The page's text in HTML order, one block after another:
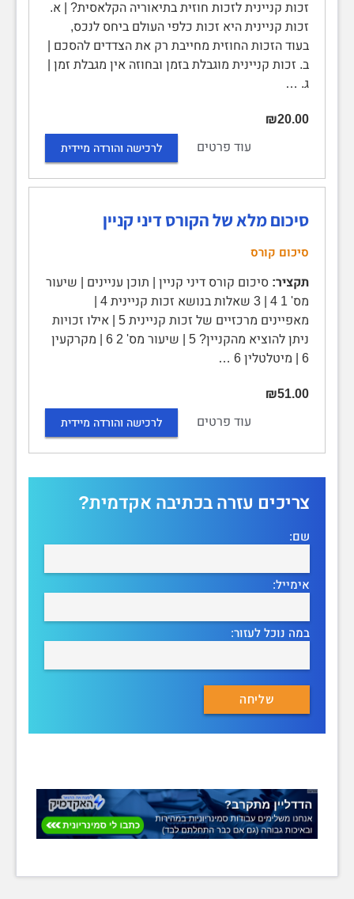
זכות קניינית לזכות חוזית בתיאוריה הקלאסית? | א.
זכות קניינית היא זכות כלפי העולם ביחס לנכס,
בעוד הזכות החוזית מחייבת רק את הצדדים להסכם |
ב. זכות קניינית מוגבלת בזמן ובחוזה אין מגבלת זמן |
ג. …
₪20.00
עוד פרטים לרכישה והורדה מיידית
סיכום מלא של הקורס דיני קניין
סיכום קורס
תקציר: סיכום קורס דיני קניין | תוכן עניינים | שיעור
מאפיינים מרכזיים של זכות קניינית 5 | אילו זכויות
ניתן להוציא מהקניין? 5 | שיעור מס' 2 6 | מקרקעין
6 | מיטלטלין 6 …
₪51.00
עוד פרטים לרכישה והורדה מיידית
צריכים עזרה בכתיבה אקדמית?
שם:
אימייל:
במה נוכל לעזור: